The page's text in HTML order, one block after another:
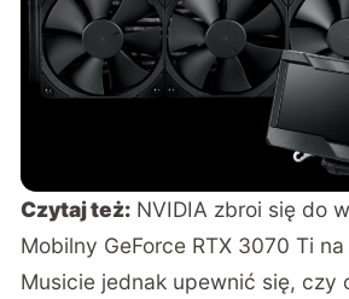
Czytaj też: NVIDIA zbroi się do
Mobilny GeForce RTX 3070 Ti
Musicie jednak upewnić się, czy